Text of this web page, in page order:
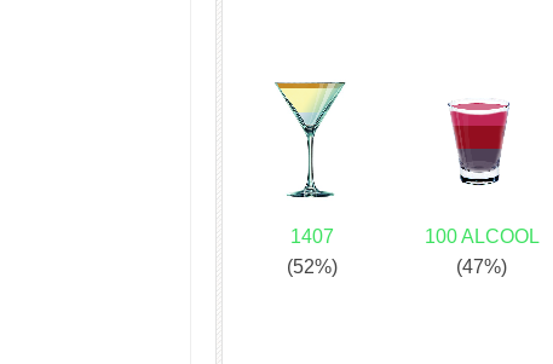
1407
(52%)
100 ALCOOL
(47%)